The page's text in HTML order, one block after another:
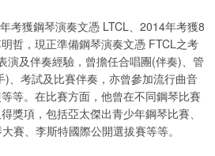
考獲鋼琴演奏文憑 LTCL、2014年考獲8
哲，現正準備鋼琴演奏文憑 FTCL之考
演及伴奏經驗，曾擔任合唱團(伴奏)、管
、考試及比賽伴奏，亦曾參加流行曲音
等。在比賽方面，他曾在不同鋼琴比賽
獎項，包括亞太傑出青少年鋼琴比賽、
賽、李斯特國際公開選拔賽等等。